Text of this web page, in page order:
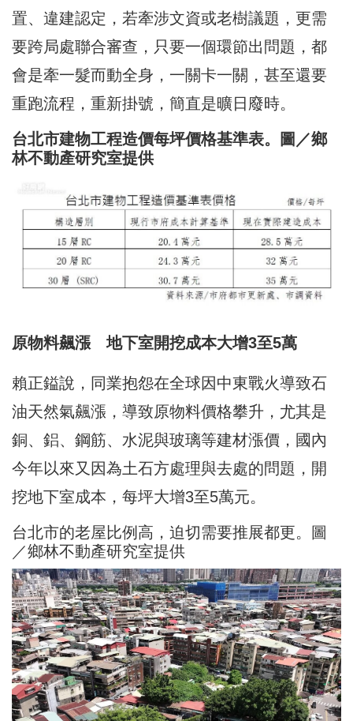
置、違建認定，若牽涉文資或老樹議題，更需
要跨局處聯合審查，只要一個環節出問題，都
會是牽一髮而動全身，一關卡一關，甚至還要
重跑流程，重新掛號，簡直是曠日廢時。
台北市建物工程造價每坪價格基準表。圖／鄉
林不動產研究室提供
原物料飆漲 地下室開挖成本大增3至5萬
賴正鎰說，同業抱怨在全球因中東戰火導致石
油天然氣飆漲，導致原物料價格攀升，尤其是
銅、鋁、鋼筋、水泥與玻璃等建材漲價，國內
今年以來又因為土石方處理與去處的問題，開
挖地下室成本，每坪大增3至5萬元。
台北市的老屋比例高，迫切需要推展都更。圖
／鄉林不動產研究室提供